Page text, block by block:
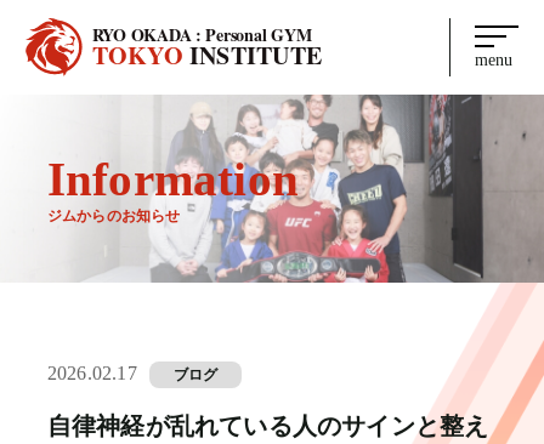
RYO OKADA : Personal GYM
TOKYO INSTITUTE menu
Information
ジムからのお知らせ
2026.02.17 ブログ
自律神経が乱れている人のサインと整え